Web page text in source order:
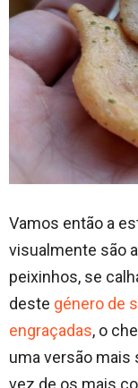
Vamos então a
visualmente são
peixinhos, se
deste género de
engraçadas, o
uma versão mais
vez de os mais